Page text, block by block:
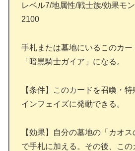
レベル7/地属性/戦士族/効果モ
2100
手札または墓地にいるこのカー
「暗黒騎士ガイア」になる。
【条件】このカードを召喚・
インフェイズに発動できる。
【効果】自分の墓地の「カオ
で手札に加える。その後、こ